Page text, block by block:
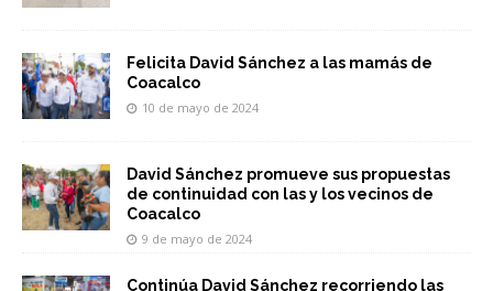
Felicita David Sánchez a las mamás de
Coacalco
10 de mayo de 2024
David Sánchez promueve sus propuestas
de continuidad con las y los vecinos de
Coacalco
9 de mayo de 2024
Continúa David Sánchez recorriendo las